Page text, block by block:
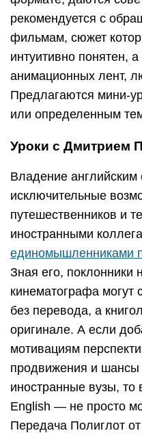
рекомендуется с
фильмам, сюжет
интуитивно понятен,
анимационных лент,
Предлагаются мини-
или определенным
Уроки с Дмитрием
Владение английским
исключительные
путешественников и
иностранными
единомышленниками
Зная его, поклонники
кинематографа
без перевода, а
оригинале. А если
мотивациям
продвижения и шансы
иностранные вузы, то
English — не просто
Передача Полиглот